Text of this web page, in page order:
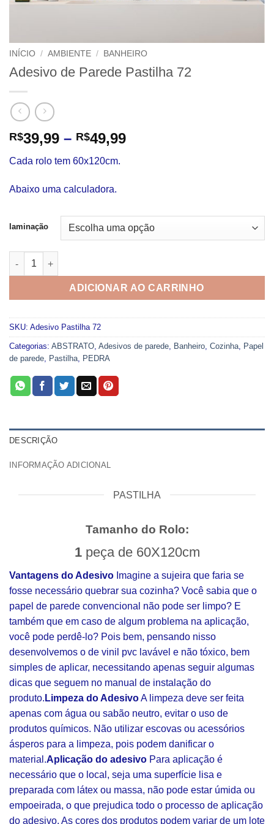
INÍCIO / AMBIENTE / BANHEIRO
Adesivo de Parede Pastilha 72
R$39,99 – R$49,99Faixa
R$49,99
Cada rolo tem 60x120cm.
Abaixo uma calculadora.
laminação
Adesivo de Parede Pastilha 72 quantidade
ADICIONAR AO CARRINHO
SKU: Adesivo Pastilha 72
Categorias: ABSTRATO Adesivos de parede Banheiro Cozinha
Papel
de parede
Pastilha PEDRA
DESCRIÇÃO
INFORMAÇÃO ADICIONAL
PASTILHA
Tamanho do Rolo:
1 peça de 60X120cm
Vantagens do Adesivo Imagine a sujeira que faria se
fosse necessário quebrar sua cozinha? Você sabia que o
papel de parede convencional não pode ser limpo? E
também que em caso de algum problema na aplicação,
você pode perdê-lo? Pois bem, pensando nisso
desenvolvemos o de vinil pvc lavável e não tóxico, bem
simples de aplicar, necessitando apenas seguir algumas
dicas que seguem no manual de instalação do
produto. Limpeza do AdesivoA limpeza deve ser feita
apenas com água ou sabão neutro, evitar o uso de
produtos químicos. Não utilizar escovas ou acessórios
ásperos para a limpeza, pois podem danificar o
material.Aplicação do adesivo Para aplicação é
necessário que o local, seja uma superfície lisa e
preparada com látex ou massa, não pode estar úmida ou
empoeirada, o que prejudica todo o processo de aplicação
do adesivo. As cores dos produtos podem variar de um lote